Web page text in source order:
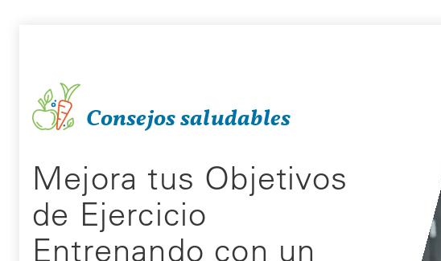
Consejos saludables
Mejora tus Objetivos
de Ejercicio
Entrenando con un